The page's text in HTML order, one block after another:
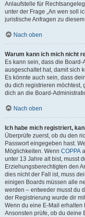
Anlaufstelle für
unter der Frage „An wen soll
juristische Anfragen zu
Nach oben
Warum kann ich mich nicht
Es kann sein, dass die
ausgeschaltet hat, damit sich
Es könnte auch sein, dass
du dich registrieren möchtest,
dich an die Board-
Nach oben
Ich habe mich registriert,
Überprüfe zuerst, ob du den
Passwort eingegeben hast.
Möglichkeiten. Wenn COPPA
unter 13 Jahre alt bist, musst
Erziehungsberechtigten den
dies nicht der Fall ist, muss
einigen Boards müssen alle
werden – entweder musst du
der Registrierung wurde dir
Wenn du eine E-Mail
Ansonsten prüfe, ob du deine